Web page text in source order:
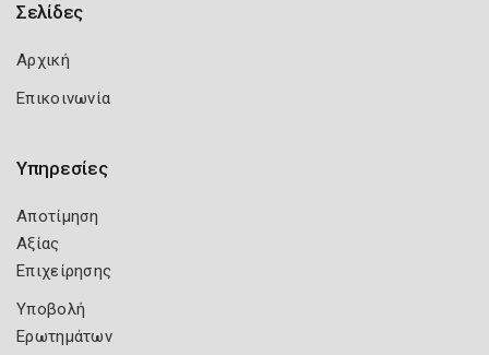
Σελίδες
Αρχική
Επικοινωνία
Υπηρεσίες
Αποτίμηση
Αξίας
Επιχείρησης
Υποβολή
Ερωτημάτων